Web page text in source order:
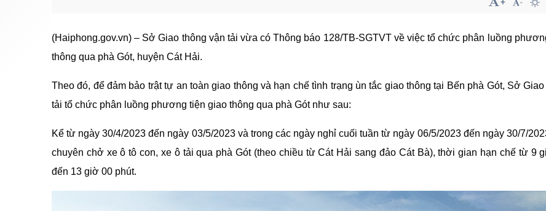
(Haiphong.gov.vn) – Sở Giao thông vận tải vừa có Thông báo 128/TB-SGTVT về việc tổ chức phân luồng
thông qua phà Gót, huyện Cát Hải.
Theo đó, để đảm bảo trật tự an toàn giao thông và hạn chế tình trạng ùn tắc giao thông tại Bến phà Gót, Sở
tải tổ chức phân luồng phương tiện giao thông qua phà Gót như sau:
Kể từ ngày 30/4/2023 đến ngày 03/5/2023 và trong các ngày nghỉ cuối tuần từ ngày 06/5/2023 đến ngày 30/7/
chuyên chở xe ô tô con, xe ô tải qua phà Gót (theo chiều từ Cát Hải sang đảo Cát Bà), thời gian hạn chế từ 9
đến 13 giờ 00 phút.